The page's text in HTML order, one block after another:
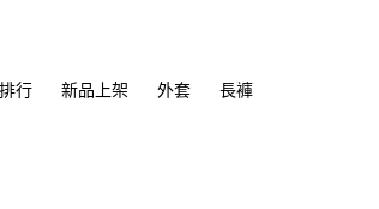
行 新品上架 外套 長褲